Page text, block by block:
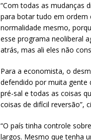
“Com todas as mudanças
para botar tudo em ordem
normalidade mesmo,
esse programa neoliberal
atrás, mas ali eles não
Para a economista, o
defendido por muita gente
pré-sal e todas as coisas
coisas de difícil reversão”,
“O país tinha controle
largos. Mesmo que tenha